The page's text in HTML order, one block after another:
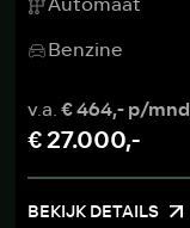
Benzine
v.a.€ 464,- p/mnd
€ 27.000,-
BEKIJK DETAILS